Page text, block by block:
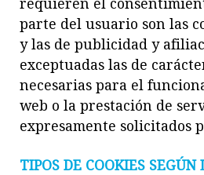
parte del usuario son las
y las de publicidad y
exceptuadas las de
necesarias para el
web o la prestación de
expresamente solicitados
TIPOS DE COOKIES